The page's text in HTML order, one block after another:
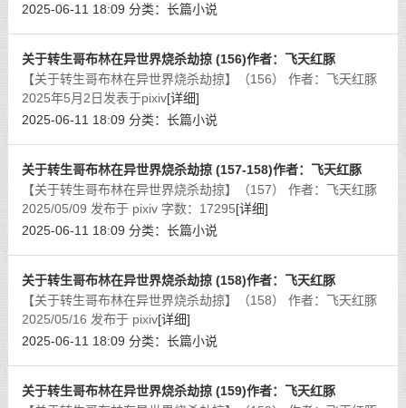
2025-06-11 18:09 分类： 长篇小说
关于转生哥布林在异世界烧杀劫掠 (156)作者：飞天红豚
【关于转生哥布林在异世界烧杀劫掠】（156） 作者：飞天红豚
2025年5月2日发表于pixiv[详细]
2025-06-11 18:09 分类： 长篇小说
关于转生哥布林在异世界烧杀劫掠 (157-158)作者：飞天红豚
【关于转生哥布林在异世界烧杀劫掠】（157） 作者：飞天红豚
2025/05/09 发布于 pixiv 字数：17295[详细]
2025-06-11 18:09 分类： 长篇小说
关于转生哥布林在异世界烧杀劫掠 (158)作者：飞天红豚
【关于转生哥布林在异世界烧杀劫掠】（158） 作者：飞天红豚
2025/05/16 发布于 pixiv[详细]
2025-06-11 18:09 分类： 长篇小说
关于转生哥布林在异世界烧杀劫掠 (159)作者：飞天红豚